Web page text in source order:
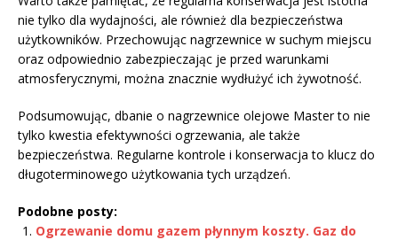
nie tylko dla wydajności, ale również dla bezpieczeństwa
użytkowników. Przechowując nagrzewnice w suchym miejscu
oraz odpowiednio zabezpieczając je przed warunkami
atmosferycznymi, można znacznie wydłużyć ich żywotność.
Podsumowując, dbanie o nagrzewnice olejowe Master to nie
tylko kwestia efektywności ogrzewania, ale także
bezpieczeństwa. Regularne kontrole i konserwacja to klucz do
długoterminowego użytkowania tych urządzeń.
Podobne posty:
Ogrzewanie domu gazem płynnym koszty. Gaz do